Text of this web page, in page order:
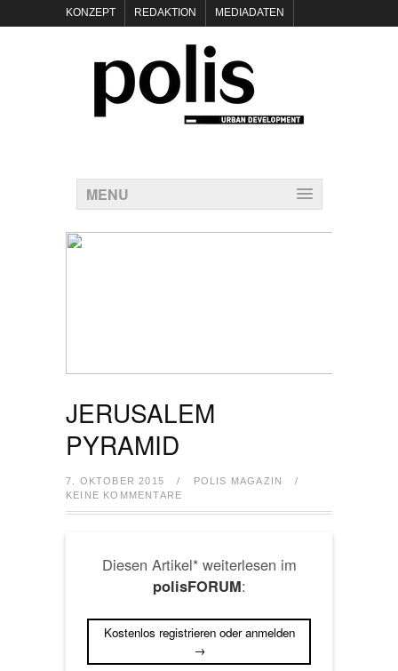
KONZEPT REDAKTION MEDIADATEN
POLIS KEYNOTES
KONTAKT DATENSCHUTZ IMPRESSUM
MENU
JERUSALEM
PYRAMID
7. OKTOBER 2015 / POLIS MAGAZIN
/
KEINE KOMMENTARE
Diesen Artikel* weiterlesen im
polisFORUM:
Kostenlos registrieren oder anmelden
→